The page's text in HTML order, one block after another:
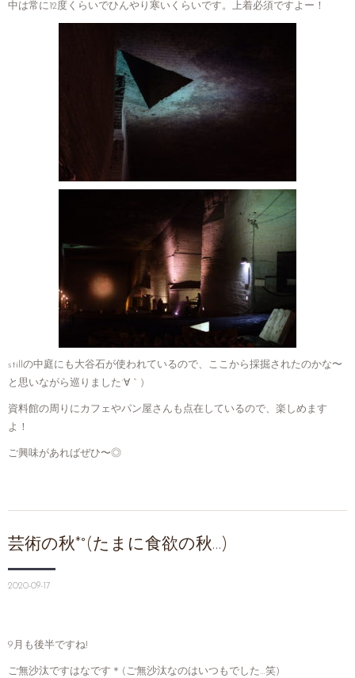
中は常に12度くらいでひんやり寒いくらいです。上着必須ですよー！
stillの中庭にも大谷石が使われているので、ここから採掘されたのかな〜
と思いながら巡りました´∀｀)
資料館の周りにカフェやパン屋さんも点在しているので、楽しめます
よ！
ご興味があればぜひ〜◎
芸術の秋*°(たまに食欲の秋…)
2020-09-17
9月も後半ですね!
ご無沙汰ですはなです＊(ご無沙汰なのはいつもでした…笑)